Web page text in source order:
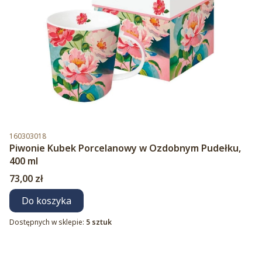
Kod produktu
160303018
Piwonie Kubek Porcelanowy w Ozdobnym Pudełku,
400 ml
Cena
73,00 zł
Do koszyka
Dostępnych w sklepie: 5 sztuk